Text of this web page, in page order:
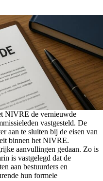
NIVRE de vernieuwde
vastgesteld. De
aan te sluiten bij de eisen van
binnen het NIVRE.
aanvullingen gedaan. Zo is
is vastgelegd dat de
aan bestuurders en
hun formele